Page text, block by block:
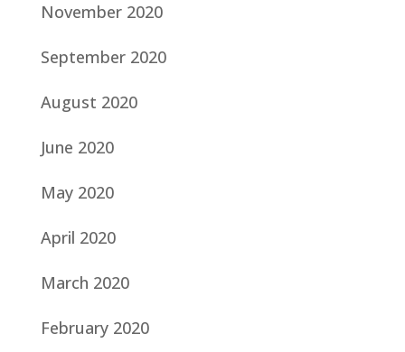
November 2020
September 2020
August 2020
June 2020
May 2020
April 2020
March 2020
February 2020